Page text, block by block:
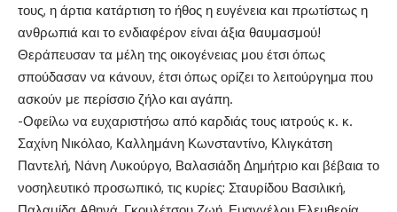
τους, η άρτια κατάρτιση το ήθος η ευγένεια και πρωτίστως η
ανθρωπιά και το ενδιαφέρον είναι άξια θαυμασμού!
Θεράπευσαν τα μέλη της οικογένειας μου έτσι όπως
σπούδασαν να κάνουν, έτσι όπως ορίζει το λειτούργημα που
ασκούν με περίσσιο ζήλο και αγάπη.
-Οφείλω να ευχαριστήσω από καρδιάς τους ιατρούς κ. κ.
Σαχίνη Νικόλαο, Καλλημάνη Κωνσταντίνο, Κλιγκάτση
Παντελή, Νάνη Λυκούργο, Βαλασιάδη Δημήτριο και βέβαια το
νοσηλευτικό προσωπικό, τις κυρίες: Σταυρίδου Βασιλική,